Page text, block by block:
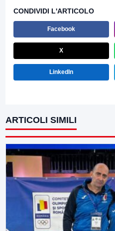
CONDIVIDI L'ARTICOLO
Facebook
X
LinkedIn
ARTICOLI SIMILI